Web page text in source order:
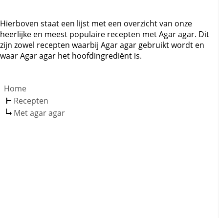
Hierboven staat een lijst met een overzicht van onze
heerlijke en meest populaire recepten met Agar agar. Dit
zijn zowel recepten waarbij Agar agar gebruikt wordt en
waar Agar agar het hoofdingrediënt is.
Home
Recepten
Met agar agar